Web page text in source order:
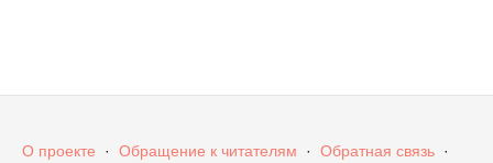
О проекте · Обращение к читателям · Обратная связь ·